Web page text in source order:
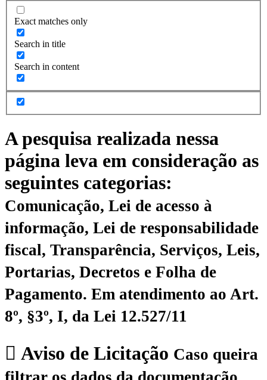
Exact matches only
Search in title
Search in content
A pesquisa realizada nessa
página leva em consideração as
seguintes categorias:
Comunicação, Lei de acesso à
informação, Lei de responsabilidade
fiscal, Transparência, Serviços, Leis,
Portarias, Decretos e Folha de
Pagamento. Em atendimento ao Art.
8º, §3º, I, da Lei 12.527/11
Aviso de Licitação Caso queira